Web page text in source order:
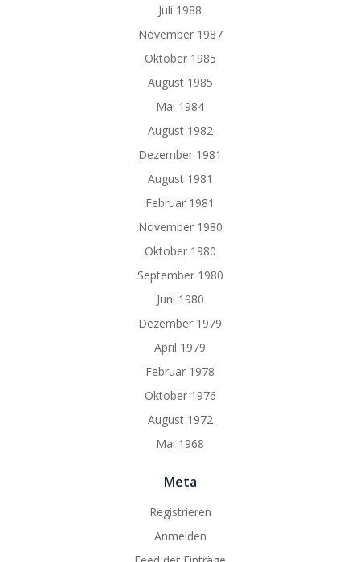
Juli 1988
November 1987
Oktober 1985
August 1985
Mai 1984
August 1982
Dezember 1981
August 1981
Februar 1981
November 1980
Oktober 1980
September 1980
Juni 1980
Dezember 1979
April 1979
Februar 1978
Oktober 1976
August 1972
Mai 1968
Meta
Registrieren
Anmelden